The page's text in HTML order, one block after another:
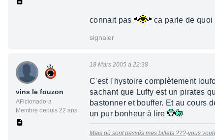
connait pas ca parle de quoi
signaler
vins le fouzon
AFicionado·a
Membre depuis 22 ans
18 Mars 2005 à 22:38
C'est l'hystoire complètement
sachant que Luffy est un pirates
bastonner et bouffer. Et au cours
un pur bonheur à lire
Mais où sont passés mes billets ???-vous